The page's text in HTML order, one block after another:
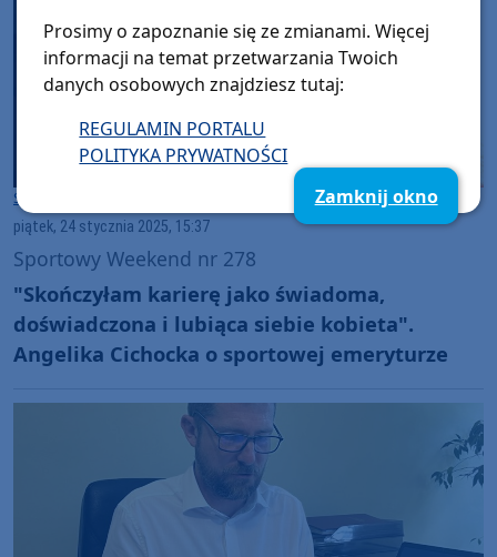
Sport
piątek, 24 stycznia 2025, 15:37
Sportowy Weekend nr 278
"Skończyłam karierę jako świadoma,
doświadczona i lubiąca siebie kobieta".
Angelika Cichocka o sportowej emeryturze
Prosimy o zapoznanie się ze zmianami. Więcej
informacji na temat przetwarzania Twoich
danych osobowych znajdziesz tutaj:
REGULAMIN PORTALU
POLITYKA PRYWATNOŚCI
Zamknij okno